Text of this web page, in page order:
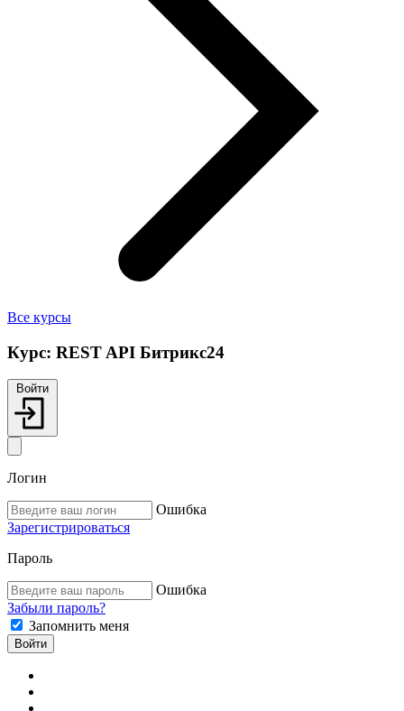
Все курсы
Курс: REST API Битрикс24
Войти
Логин
Ошибка
Зарегистрироваться
Пароль
Ошибка
Забыли пароль?
Запомнить меня
Войти